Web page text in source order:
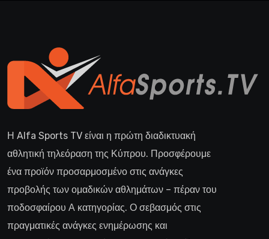
Η Alfa Sports TV είναι η πρώτη διαδικτυακή
αθλητική τηλεόραση της Κύπρου. Προσφέρουμε
ένα προϊόν προσαρμοσμένο στις ανάγκες
προβολής των ομαδικών αθλημάτων – πέραν του
ποδοσφαίρου Α κατηγορίας. Ο σεβασμός στις
πραγματικές ανάγκες ενημέρωσης και